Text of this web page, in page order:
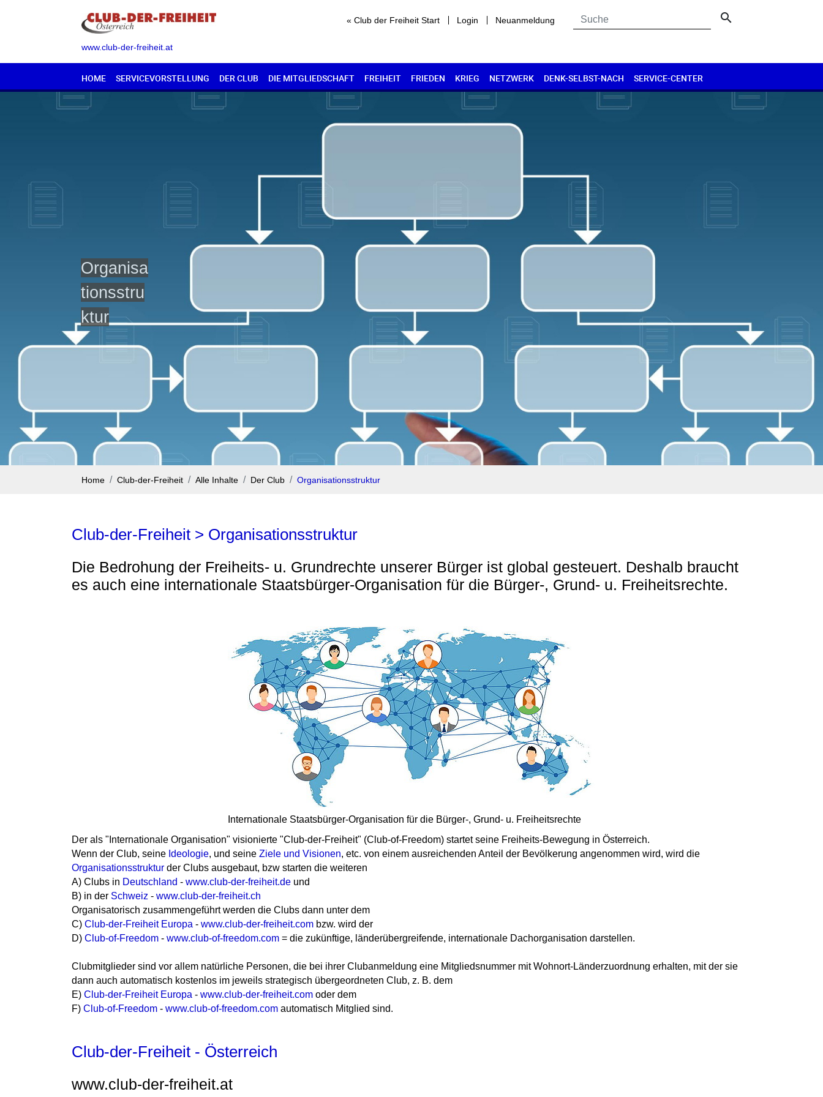
« Club der Freiheit Start Login Neuanmeldung search
www.club-der-freiheit.at
HOME SERVICEVORSTELLUNG DER CLUB DIE MITGLIEDSCHAFT FREIHEIT FRIEDEN KRIEG NETZWERK DENK-SELBST-NACH SERVICE-CENTER
Organisa
tionsstru
ktur
Home Club-der-Freiheit Alle Inhalte Der Club Organisationsstruktur
Club-der-Freiheit > Organisationsstruktur
Die Bedrohung der Freiheits- u. Grundrechte unserer Bürger ist global gesteuert. Deshalb braucht
es auch eine internationale Staatsbürger-Organisation für die Bürger-, Grund- u. Freiheitsrechte.
Internationale Staatsbürger-Organisation für die Bürger-, Grund- u. Freiheitsrechte
Der als "Internationale Organisation" visionierte "Club-der-Freiheit" (Club-of-Freedom) startet seine Freiheits-Bewegung in Österreich.
Wenn der Club, seine Ideologie, und seine Ziele und Visionen, etc. von einem ausreichenden Anteil der Bevölkerung angenommen wird, wird die
Organisationsstruktur der Clubs ausgebaut, bzw starten die weiteren
A) Clubs in Deutschland - www.club-der-freiheit.de und
B) in der Schweiz - www.club-der-freiheit.ch
Organisatorisch zusammengeführt werden die Clubs dann unter dem
C) Club-der-Freiheit Europa - www.club-der-freiheit.com bzw. wird der
D) Club-of-Freedom - www.club-of-freedom.com = die zukünftige, länderübergreifende, internationale Dachorganisation darstellen.
Clubmitglieder sind vor allem natürliche Personen, die bei ihrer Clubanmeldung eine Mitgliedsnummer mit Wohnort-Länderzuordnung erhalten, mit der sie
dann auch automatisch kostenlos im jeweils strategisch übergeordneten Club, z. B. dem
E) Club-der-Freiheit Europa - www.club-der-freiheit.com oder dem
F) Club-of-Freedom - www.club-of-freedom.com automatisch Mitglied sind.
Club-der-Freiheit - Österreich
www.club-der-freiheit.at